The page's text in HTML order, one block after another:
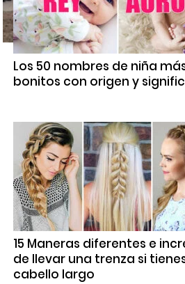
Los 50 nombres de niña
bonitos con origen y
15 Maneras diferentes e
de llevar una trenza si
cabello largo